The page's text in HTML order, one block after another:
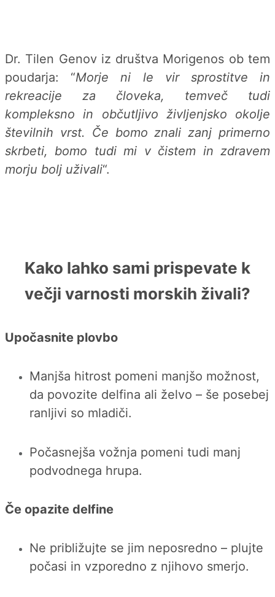
Dr. Tilen Genov iz društva Morigenos ob tem
poudarja: “Morje ni le vir sprostitve in
rekreacije za človeka, temveč tudi
kompleksno in občutljivo življenjsko okolje
številnih vrst. Če bomo znali zanj primerno
skrbeti, bomo tudi mi v čistem in zdravem
morju bolj uživali“.
Kako lahko sami prispevate k
večji varnosti morskih živali?
Upočasnite plovbo
Manjša hitrost pomeni manjšo možnost,
da povozite delfina ali želvo – še posebej
ranljivi so mladiči.
Počasnejša vožnja pomeni tudi manj
podvodnega hrupa.
Če opazite delfine
Ne približujte se jim neposredno – plujte
počasi in vzporedno z njihovo smerjo.